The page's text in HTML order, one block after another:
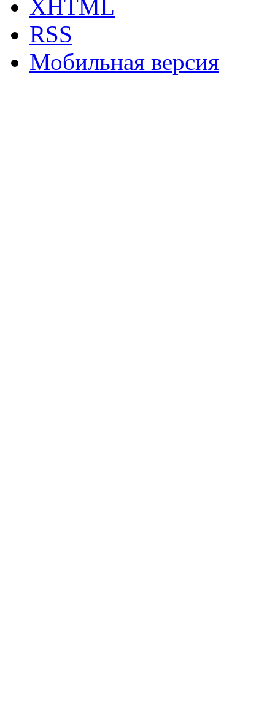
XHTML
RSS
Мобильная версия